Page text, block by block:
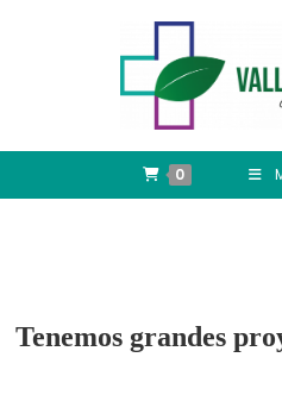
0
Tenemos grandes